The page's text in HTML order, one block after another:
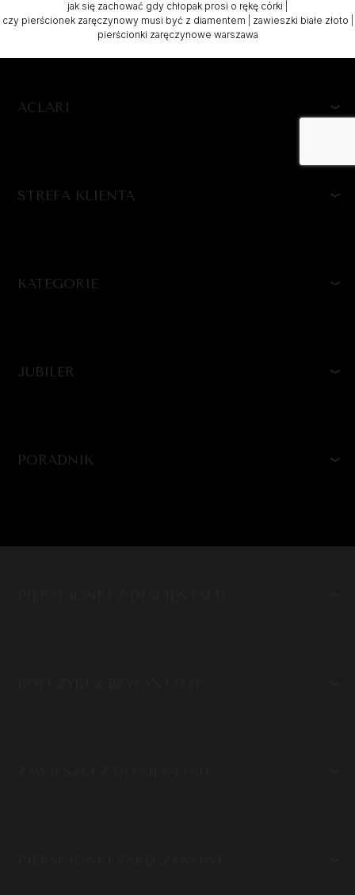
jak się zachować gdy chłopak prosi o rękę córki
czy pierścionek zaręczynowy musi być z diamentem
zawieszki białe złoto
pierścionki zaręczynowe warszawa
ACLARI
STREFA KLIENTA
KATEGORIE
JUBILER
PORADNIK